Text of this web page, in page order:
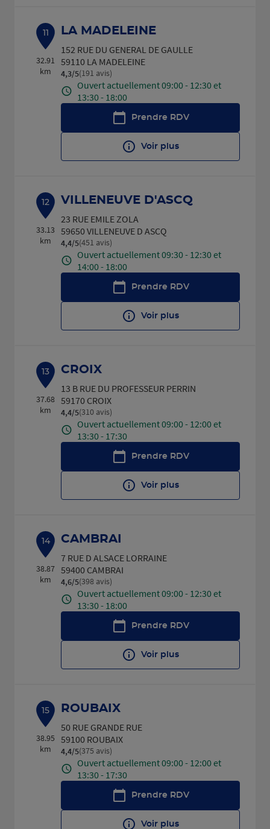
11
32.91
km
LA MADELEINE
152 RUE DU GENERAL DE GAULLE
59110 LA MADELEINE
4,3/5Note de 4.3 sur 5
(191 avis)
Ouvert actuellement 09:00 - 12:30 et
13:30 - 18:00
Prendre RDV
Voir plus
12
33.13
km
VILLENEUVE D'ASCQ
23 RUE EMILE ZOLA
59650 VILLENEUVE D ASCQ
4,4/5Note de 4.4 sur 5
(451 avis)
Ouvert actuellement 09:30 - 12:30 et
14:00 - 18:00
Prendre RDV
Voir plus
13
37.68
km
CROIX
13 B RUE DU PROFESSEUR PERRIN
59170 CROIX
4,4/5Note de 4.4 sur 5
(310 avis)
Ouvert actuellement 09:00 - 12:00 et
13:30 - 17:30
Prendre RDV
Voir plus
14
38.87
km
CAMBRAI
7 RUE D ALSACE LORRAINE
59400 CAMBRAI
4,6/5Note de 4.6 sur 5
(398 avis)
Ouvert actuellement 09:00 - 12:30 et
13:30 - 18:00
Prendre RDV
Voir plus
15
38.95
km
ROUBAIX
50 RUE GRANDE RUE
59100 ROUBAIX
4,4/5Note de 4.4 sur 5
(375 avis)
Ouvert actuellement 09:00 - 12:00 et
13:30 - 17:30
Prendre RDV
Voir plus